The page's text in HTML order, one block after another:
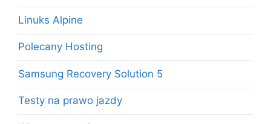
Linuks Alpine
Polecany Hosting
Samsung Recovery Solution 5
Testy na prawo jazdy